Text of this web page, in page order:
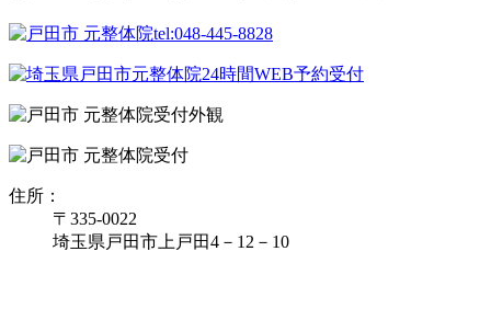
住所：
〒335‐0022
埼玉県戸田市上戸田4－12－10